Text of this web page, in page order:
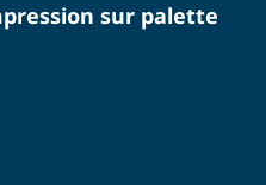
sur palette